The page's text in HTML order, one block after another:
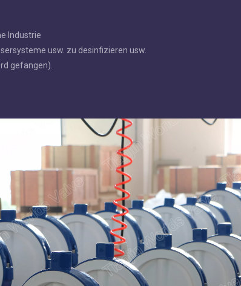
Industrie
usw. zu desinfizieren usw.
gefangen).